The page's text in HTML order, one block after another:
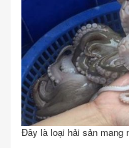
Đây là loại hải sản mang